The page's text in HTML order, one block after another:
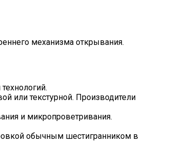
механизма открывания.
или текстурной. Производители
и микропроветривания.
обычным шестигранником в